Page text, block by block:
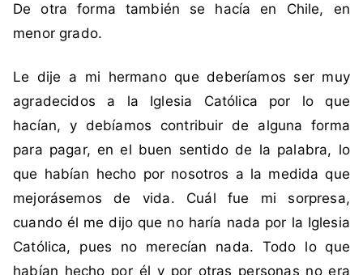
De otra forma también se hacía en Chile, en
menor grado.
Le dije a mi hermano que deberíamos ser muy
agradecidos a la Iglesia Católica por lo que
hacían, y debíamos contribuir de alguna forma
para pagar, en el buen sentido de la palabra, lo
que habían hecho por nosotros a la medida que
mejorásemos de vida. Cuál fue mi sorpresa,
cuando él me dijo que no haría nada por la Iglesia
Católica, pues no merecían nada. Todo lo que
habían hecho por él y por otras personas no era